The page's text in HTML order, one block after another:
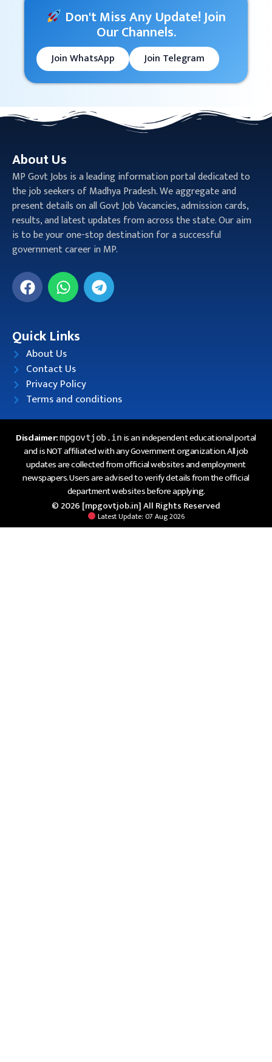
Don't Miss Any Update! Join
Our Channels.
Join WhatsApp Join Telegram
About Us
MP Govt Jobs is a leading information portal dedicated to
the job seekers of Madhya Pradesh. We aggregate and
present details on all Govt Job Vacancies, admission cards,
results, and latest updates from across the state. Our aim
is to be your one-stop destination for a successful
government career in MP.
Quick Links
About Us
Contact Us
Privacy Policy
Terms and conditions
Disclaimer:mpgovtjob.in is an independent educational portal
and is NOT affiliated with any Government organization. All job
updates are collected from official websites and employment
newspapers. Users are advised to verify details from the official
department websites before applying.
© 2026 [mpgovtjob.in] All Rights Reserved
Latest Update: 07 Aug 2026